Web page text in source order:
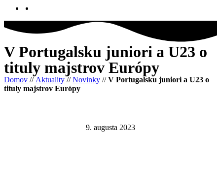
V Portugalsku juniori a U23 o
tituly majstrov Európy
Domov // Aktuality //Novinky //V Portugalsku juniori a U23 o
tituly majstrov Európy
9. augusta 2023